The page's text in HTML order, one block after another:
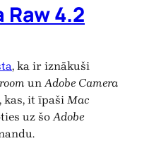
Raw 4.2
, ka ir iznākuši
unAdobe Camera
kas, it īpaši Mac
uz šoAdobe